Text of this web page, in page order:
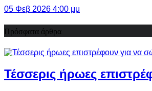
05 Φεβ 2026 4:00 μμ
Πρόσφατα άρθρα
Τέσσερις ήρωες